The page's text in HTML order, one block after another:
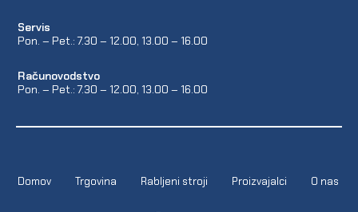
Servis
Pon. – Pet.: 7.30 – 12.00, 13.00 – 16.00
Računovodstvo
Pon. – Pet.: 7.30 – 12.00, 13.00 – 16.00
Domov Trgovina Rabljeni stroji Proizvajalci O nas